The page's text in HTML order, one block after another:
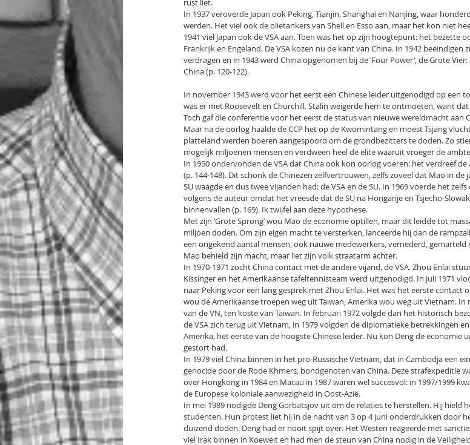
rust liet.
In 1937 veroverde Japan ook Peking, Tianjin, Shanghai en Nanjing, waar
werden. Het viel ook de olietankers van Shell en Esso aan, maar het kon niet
1941 viel Japan ook de VSA aan. Toen was het op zijn hoogtepunt: het bezette
Frankrijk en Engeland. De VSA kozen nu de kant van China. In 1942 beëindigen
verdragen en in 1943 werd China opgenomen bij de ‘Four Power’, de Grote Vier:
China (p. 120-122).
In november 1943 werd voor het eerst een Chinese leider uitgenodigd op een
was er met Roosevelt en Churchill. Stalin weigerde hem te ontmoeten, want
Toch gaf die conferentie voor het eerst de status van nieuwe wereldmacht aan
Maar na de oorlog haalde de CCP het op de Kwomintang en moest Tsjang
platteland werden boeren aangespoord om de grondbezitters te doden. Zo
mogelijk miljoenen mensen en verdween heel de elite waaruit vroeger de
In 1950 ondervonden de VSA dat China ook kon oorlog voeren: het verdreef
(p. 144-148). Dit schonk de Chinezen zelfvertrouwen, zelfs zoveel dat Mao in de
SU waagde en dus twee vijanden had: de VSA en de SU. In 1969 voerde het
volgens de auteur omdat het vreesde dat de SU na Hongarije en Tsjecho-
binnenvallen (p. 169). Ik twijfel aan deze hypothese.
Met zijn ‘Grote Sprong’ wou Mao de economie optillen, maar dit leidde tot
miljoen doden. Om zijn eigen macht te versterken, lanceerde hij dan de
een ongekend aantal mensen, ook nauwe medewerkers, vernederd, gemarteld
Mao behield zijn macht, maar liet zijn volk straatarm achter.
In 1970-1971 zocht China contact met de andere vijand, de VSA. Zhou Enlai
Kissinger en het Amerikaanse tafeltennisteam werd uitgenodigd. In juli 1971
naar Peking voor een lang gesprek met Zhou Enlai. Het was het eerste contact
wou de Amerikaanse troepen weg uit Taiwan, Amerika wou weg uit Vietnam. In
van de VN, ten koste van Taiwan. In februari 1972 volgde dan het historisch
de VSA zich terug uit Vietnam, in 1979 volgden de diplomatieke betrekkingen
Amerika, het eerste van de hoogste Chinese leider. Nu kon Deng de economie
gestort had.
In 1979 viel China binnen in het pro-Russische Vietnam, dat in Cambodja een
genocide door de Rode Khmers, bondgenoten van China. Deze strafexpeditie
over Hongkong in 1984 en Macau in 1987 waren wel succesvol: in 1997/1999
de Europese koloniale aanwezigheid in Oost-Azië.
In mei 1989 nodigde Deng Gorbatsjov uit om de relaties te herstellen. Hij hield
studenten. Hun protest liet hij in de nacht van 3 op 4 juni onderdrukken door
duizend doden. Deng had er nooit spijt over. Het Westen reageerde met
viel Irak binnen in Koeweit en had men de steun van China nodig in de